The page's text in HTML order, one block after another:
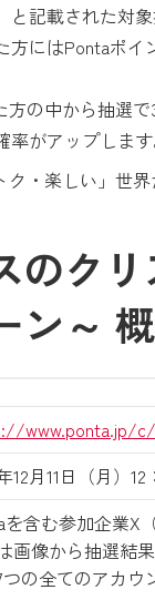
と記載された対
方にはPontaポ
の中から抽選
がアップします
・楽しい」世
のク
ン～
www.ponta.jp/c/
12月11日（月）
を含む参加企業X
画像から抽選結
の全てのアカウ